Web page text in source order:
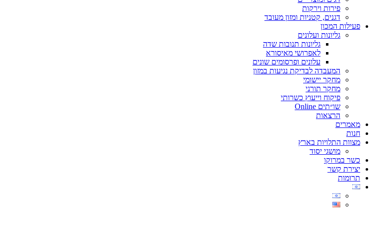
פירות וירקות
דגנים, קטניות ומזון מעובד
פעילות המכון
גליונות ועלונים
גליונות תנובות שדה
לאפרושי מאיסורא
עלונים ופרסומים שונים
המעבדה לבדיקת נגיעות במזון
מחקר יישומי
מחקר תורני
פיקוח וייעוץ כשרותי
שו״תים Online
הרצאות
מאמרים
חנות
מצוות התלויות בארץ
מושגי יסוד
כשר במרוקו
יצירת קשר
תרומות